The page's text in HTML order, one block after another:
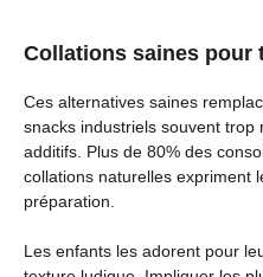
Collations saines pour
Ces alternatives saines
snacks industriels souvent trop
additifs. Plus de 80% des
collations naturelles expriment
préparation.
Les enfants les adorent pour